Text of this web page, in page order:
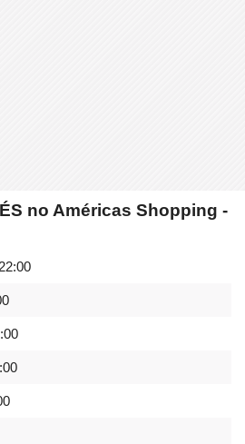
no Américas Shopping -